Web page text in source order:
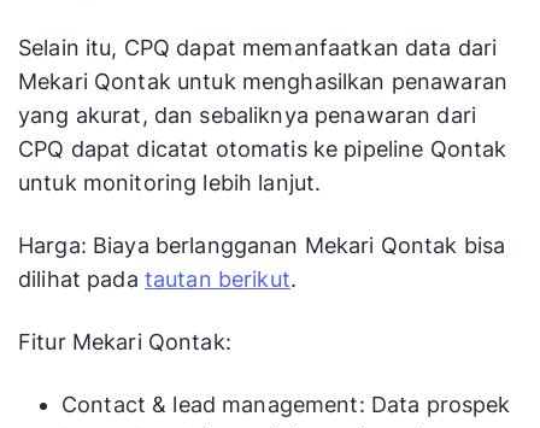
Selain itu, CPQ dapat memanfaatkan data dari
Mekari Qontak untuk menghasilkan penawaran
yang akurat, dan sebaliknya penawaran dari
CPQ dapat dicatat otomatis ke pipeline Qontak
untuk monitoring lebih lanjut.
Harga: Biaya berlangganan Mekari Qontak bisa
dilihat pada tautan berikut.
Fitur Mekari Qontak:
Contact & lead management: Data prospek